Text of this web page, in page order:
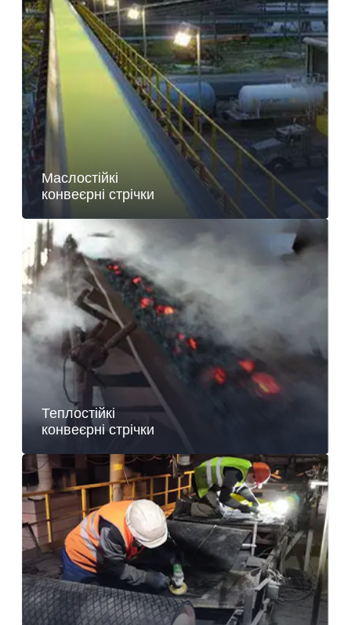
Маслостійкі
конвеєрні стрічки
Теплостійкі
конвеєрні стрічки